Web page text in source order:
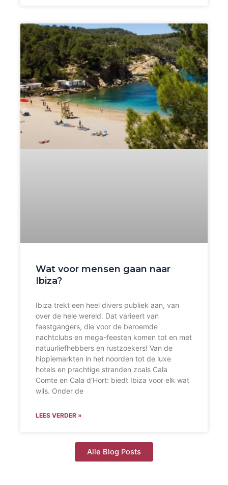
Wat voor mensen gaan naar
Ibiza?
Ibiza trekt een heel divers publiek aan, van
over de hele wereld. Dat varieert van
feestgangers, die voor de beroemde
nachtclubs en mega-feesten komen tot en met
natuurliefhebbers en rustzoekers! Van de
hippiemarkten in het noorden tot de luxe
hotels en prachtige stranden zoals Cala
Comte en Cala d’Hort: biedt Ibiza voor elk wat
wils. Onder de
LEES VERDER »
Alle Blog Posts